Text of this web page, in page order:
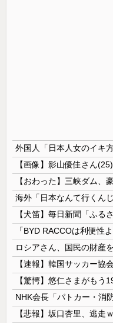
【画像】影山優佳さん
ロシアさん、国民の財産
【悲報】坂口杏里、逃走